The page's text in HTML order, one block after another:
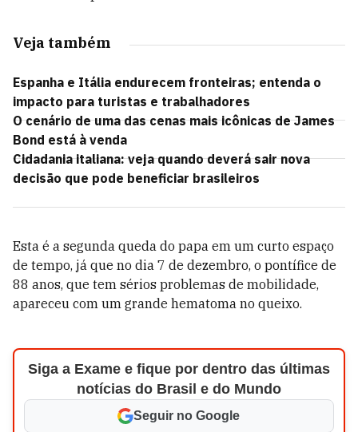
Veja também
Espanha e Itália endurecem fronteiras; entenda o
impacto para turistas e trabalhadores
O cenário de uma das cenas mais icônicas de James
Bond está à venda
Cidadania italiana: veja quando deverá sair nova
decisão que pode beneficiar brasileiros
Esta é a segunda queda do papa em um curto espaço
de tempo, já que no dia 7 de dezembro, o pontífice de
88 anos, que tem sérios problemas de mobilidade,
apareceu com um grande hematoma no queixo.
Siga a Exame e fique por dentro das últimas
notícias do Brasil e do Mundo
Seguir no Google